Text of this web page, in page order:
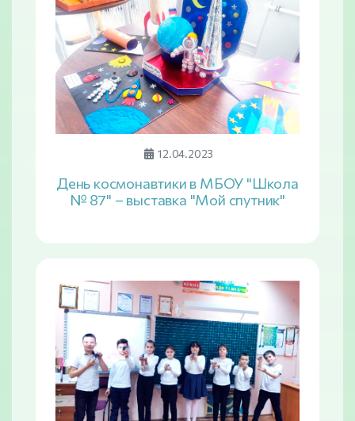
12.04.2023
День космонавтики в МБОУ "Школа
№ 87" – выставка "Мой спутник"